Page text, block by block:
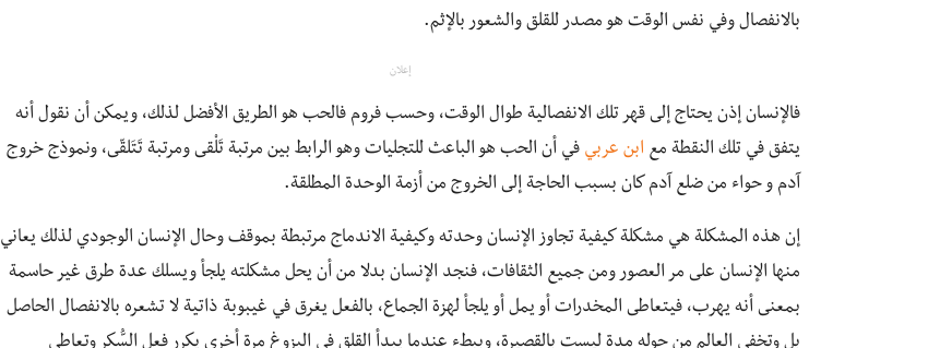
بالانفصال وفي نفس الوقت هو مصدر للقلق والشعور بالإثم.
إعلان
فالإنسان إذن يحتاج إلى قهر تلك الانفصالية طوال الوقت، وحسب فروم فالحب هو الطريق الأفضل لذلك، ويمكن أن نقول أنه
يتفق في تلك النقطة مع ابن عربي في أن الحب هو الباعث للتجليات وهو الرابط بين مرتبة تَلْقى ومرتبة تَتَلقّى، ونموذج خروج
آدم و حواء من ضلع آدم كان بسبب الحاجة إلى الخروج من أزمة الوحدة المطلقة.
إن هذه المشكلة هي مشكلة كيفية تجاوز الإنسان وحدته وكيفية الاندماج مرتبطة بموقف وحال الإنسان الوجودي لذلك يعاني
منها الإنسان على مر العصور ومن جميع الثقافات، فنجد الإنسان بدلا من أن يحل مشكلته يلجأ ويسلك عدة طرق غير حاسمة
بمعنى أنه يهرب، فيتعاطى المخدرات أو يمل أو يلجأ لهزة الجماع، بالفعل يغرق في غيبوبة ذاتية لا تشعره بالانفصال الحاصل
بل وتخفي العالم من حوله مدة ليست بالقصيرة، وببطء عندما يبدأ القلق في البزوغ مرة أخرى يكرر فعل السُّكر وتعاطي